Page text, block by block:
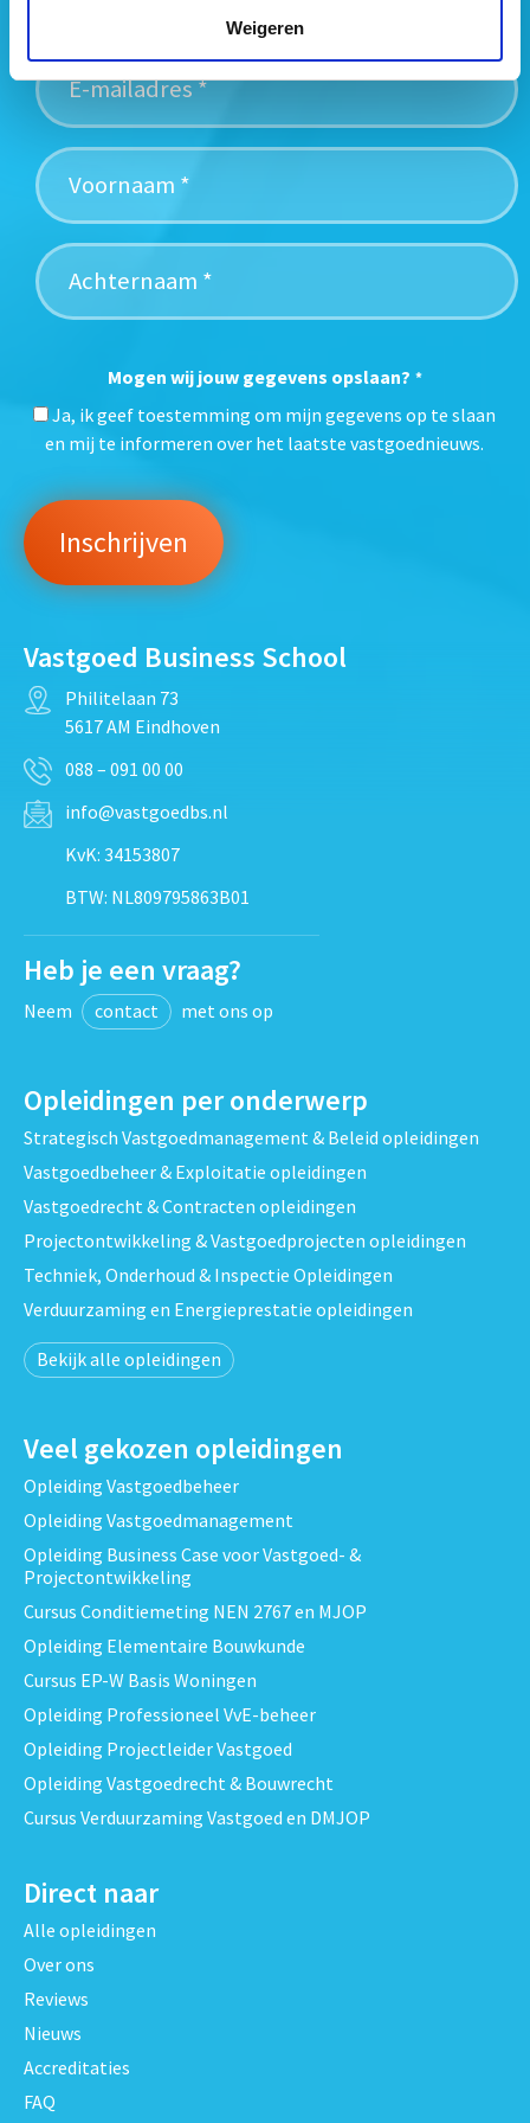
Weigeren
Mogen wij jouw gegevens opslaan? *
Ja, ik geef toestemming om mijn gegevens op te slaan
en mij te informeren over het laatste vastgoednieuws.
Vastgoed Business School
Philitelaan 73
5617 AM Eindhoven
088 – 091 00 00
info@vastgoedbs.nl
KvK: 34153807
BTW: NL809795863B01
Heb je een vraag?
Neem contact met ons op
Opleidingen per onderwerp
Strategisch Vastgoedmanagement & Beleid opleidingen
Vastgoedbeheer & Exploitatie opleidingen
Vastgoedrecht & Contracten opleidingen
Projectontwikkeling & Vastgoedprojecten opleidingen
Techniek, Onderhoud & Inspectie Opleidingen
Verduurzaming en Energieprestatie opleidingen
Bekijk alle opleidingen
Veel gekozen opleidingen
Opleiding Vastgoedbeheer
Opleiding Vastgoedmanagement
Opleiding Business Case voor Vastgoed- &
Projectontwikkeling
Cursus Conditiemeting NEN 2767 en MJOP
Opleiding Elementaire Bouwkunde
Cursus EP-W Basis Woningen
Opleiding Professioneel VvE-beheer
Opleiding Projectleider Vastgoed
Opleiding Vastgoedrecht & Bouwrecht
Cursus Verduurzaming Vastgoed en DMJOP
Direct naar
Alle opleidingen
Over ons
Reviews
Nieuws
Accreditaties
FAQ